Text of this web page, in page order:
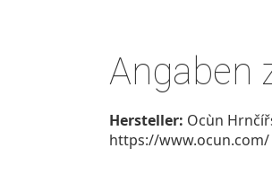
Angaben
Hersteller: Ocùn
https://www.ocun.com/